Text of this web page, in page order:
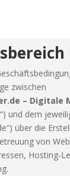
zwischen
– Digitale
und dem
über die
von